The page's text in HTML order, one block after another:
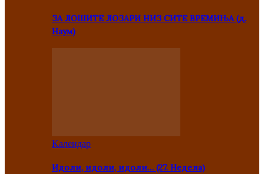
ЗА ЛОШИТЕ ЛОЗАРИ НИЗ СИТЕ ВРЕМИЊА (д.
Наум)
Kалендар
Идоли, идоли, идоли… (27. Недела)